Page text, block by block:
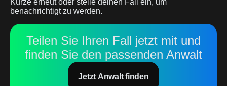
Kürze erneut oder stelle deinen Fall ein, um
benachrichtigt zu werden.
Teilen Sie Ihren Fall jetzt mit und
finden Sie den passenden Anwalt
Jetzt Anwalt finden